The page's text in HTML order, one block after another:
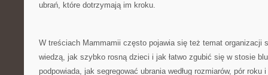
ubrań, które dotrzymają im kroku.
W treściach Mammamii często pojawia się też temat organizacji
wiedzą, jak szybko rosną dzieci i jak łatwo zgubić się w stosie
podpowiada, jak segregować ubrania według rozmiarów, pór